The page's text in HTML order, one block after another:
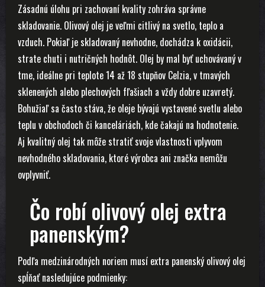
Zásadnú úlohu pri zachovaní kvality zohráva správne
skladovanie. Olivový olej je veľmi citlivý na svetlo, teplo a
vzduch. Pokiaľ je skladovaný nevhodne, dochádza k oxidácii,
strate chuti i nutričných hodnôt. Olej by mal byť uchovávaný v
tme, ideálne pri teplote 14 až 18 stupňov Celzia, v tmavých
sklenených alebo plechových fľašiach a vždy dobre uzavretý.
Bohužiaľ sa často stáva, že oleje bývajú vystavené svetlu alebo
teplu v obchodoch či kanceláriách, kde čakajú na hodnotenie.
Aj kvalitný olej tak môže stratiť svoje vlastnosti vplyvom
nevhodného skladovania, ktoré výrobca ani značka nemôžu
ovplyvniť.
Čo robí olivový olej extra
panenským?
Podľa medzinárodných noriem musí extra panenský olivový olej
spĺňať nasledujúce podmienky: